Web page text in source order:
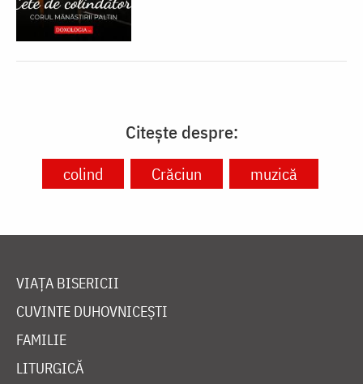
Citește despre:
colind Crăciun muzică
VIAȚA BISERICII
CUVINTE DUHOVNICEȘTI
FAMILIE
LITURGICĂ